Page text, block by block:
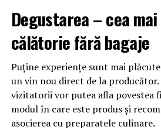
Degustarea – cea
călătorie fără bagaje
Puține experiențe sunt mai
un vin nou direct de la producător.
vizitatorii vor putea afla povestea
modul în care este produs și
asocierea cu preparatele culinare.